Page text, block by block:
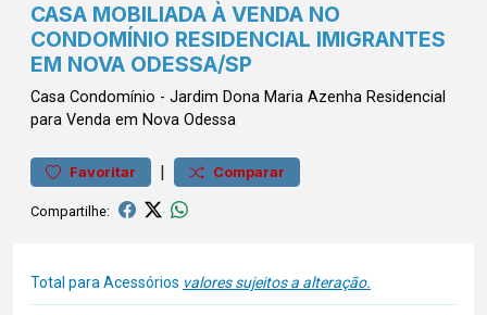
CASA MOBILIADA À VENDA NO
CONDOMÍNIO RESIDENCIAL IMIGRANTES
EM NOVA ODESSA/SP
Casa Condomínio - Jardim Dona Maria Azenha Residencial
para Venda em Nova Odessa
Favoritar | Comparar
Compartilhe:
Total para Acessórios valores sujeitos a alteração.